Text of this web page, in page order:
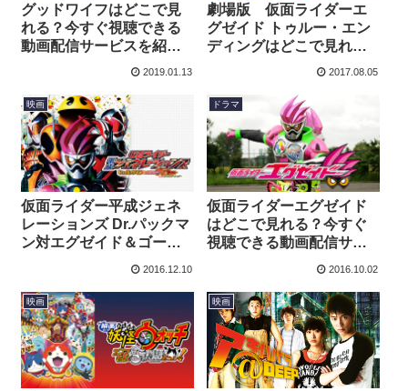
グッドワイフはどこで見
れる？今すぐ視聴できる
動画配信サービスを紹
2019.01.13
劇場版 仮面ライダーエ
グゼイド トゥルー・エン
ディングはどこで見れ
る？今すぐ視聴できる動
2017.08.05
映画
仮面ライダー平成ジェネ
レーションズ Dr.パックマ
ン対エグゼイド＆ゴース
ーはどこで見れる？今す
ぐ視聴できる動画配信サ
ービスを紹介！
2016.12.10
ドラマ
仮面ライダーエグゼイド
はどこで見れる？今すぐ
視聴できる動画配信サー
2016.10.02
映画 映画